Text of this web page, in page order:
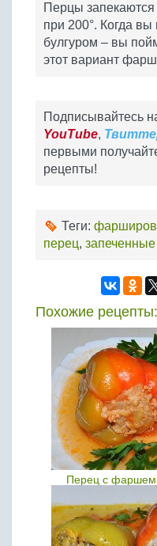
Перцы запекаются
при 200°. Когда
булгуром – вы
этот вариант
Подписывайтесь
YouTube,
первыми
рецепты!
Теги:
перец,
Похожие рецепты:
Перец с